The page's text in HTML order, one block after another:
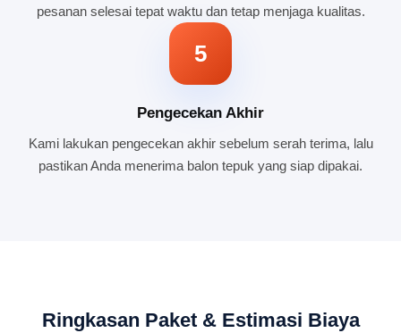
pesanan selesai tepat waktu dan tetap menjaga kualitas.
5
Pengecekan Akhir
Kami lakukan pengecekan akhir sebelum serah terima, lalu
pastikan Anda menerima balon tepuk yang siap dipakai.
Ringkasan Paket & Estimasi Biaya